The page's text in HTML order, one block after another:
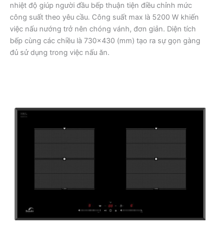
nhiệt độ giúp người đầu bếp thuận tiện điều chỉnh mức
công suất theo yêu cầu. Công suất max là 5200 W khiến
việc nấu nướng trở nên chóng vánh, đơn giản. Diện tích
bếp cùng các chiều là 730×430 (mm) tạo ra sự gọn gàng
đủ sử dụng trong việc nấu ăn.